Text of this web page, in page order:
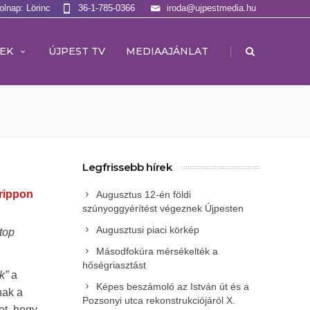
Lörinc iroda@ujpestmedia.hu
36-1-785-0366
ÚJPEST TV MEDIAAJÁNLAT |
a
a
Legfrissebb hírek
Augusztus 12-én földi
szúnyoggyérítést végeznek Újpesten
Augusztusi piaci körkép
Másodfokúra mérsékelték a
hőségriasztást
Képes beszámoló az István út és a
Pozsonyi utca rekonstrukciójáról X.